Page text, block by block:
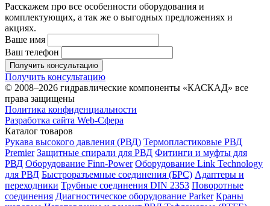
Расскажем про все особенности оборудования и
комплектующих, а так же о выгодных предложениях и
акциях.
Ваше имя
Ваш телефон
Получить консультацию
Получить консультацию
© 2008–2026 гидравлические компоненты «КАСКАД» все
права защищены
Политика конфиденциальности
Разработка сайта Web-Сфера
Каталог товаров
Рукава высокого давления (РВД) Термопластиковые РВД
Premier Защитные спирали для РВД Фитинги и муфты для
РВД Оборудование Finn-Power Оборудование Link Technology
для РВД Быстроразъемные соединения (БРС) Адаптеры и
переходники Трубные соединения DIN 2353 Поворотные
соединения Диагностическое оборудование Parker Краны